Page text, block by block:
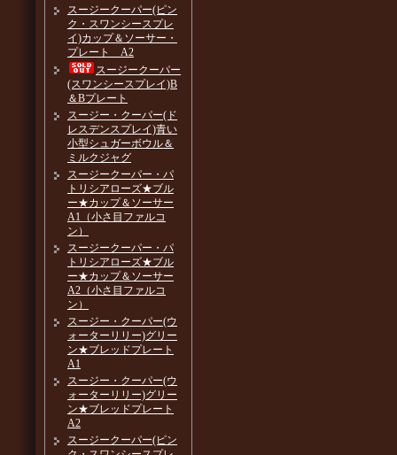
スージークーパー(ピン
ク・スワンシースプレ
イ)カップ＆ソーサー・
プレート A2
スージークーパー
(スワンシースプレイ)B
＆Bプレート
スージー・クーパー(ド
レスデンスプレイ)青い
小型シュガーボウル＆
ミルクジャグ
スージークーパー・パ
トリシアローズ★ブル
ー★カップ＆ソーサー
A1（小さ目ファルコ
ン）
スージークーパー・パ
トリシアローズ★ブル
ー★カップ＆ソーサー
A2（小さ目ファルコ
ン）
スージー・クーパー(ウ
ォーターリリー)グリー
ン★ブレッドプレート
A1
スージー・クーパー(ウ
ォーターリリー)グリー
ン★ブレッドプレート
A2
スージークーパー(ピン